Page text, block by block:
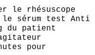
le rhésuscope
le sérum test Anti
du patient
pour